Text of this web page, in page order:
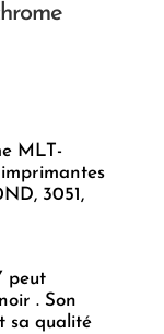
MLT-
3051,
peut
. Son
sa qualité